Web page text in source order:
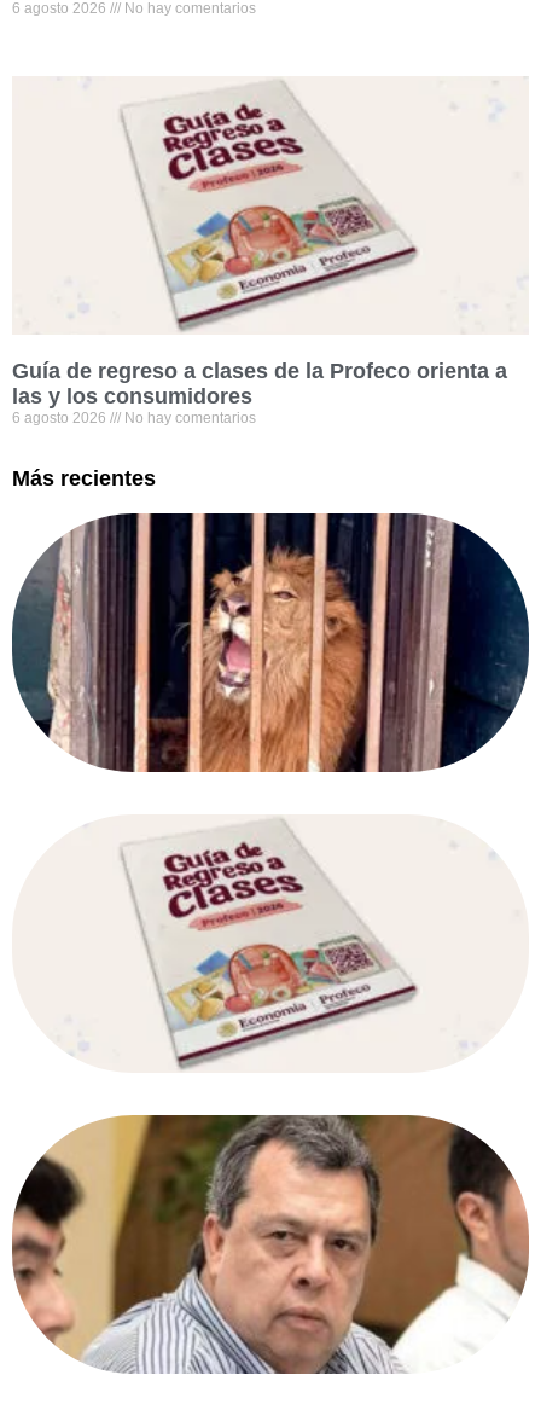
6 agosto 2026 No hay comentarios
Guía de regreso a clases de la Profeco orienta a
las y los consumidores
6 agosto 2026 No hay comentarios
Más recientes